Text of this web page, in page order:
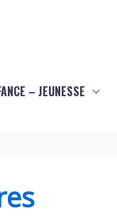
– JEUNESSE